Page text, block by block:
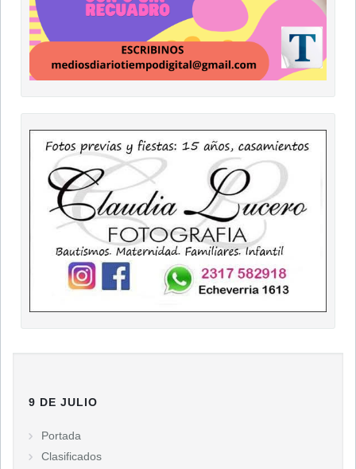
9 DE JULIO
Portada
Clasificados